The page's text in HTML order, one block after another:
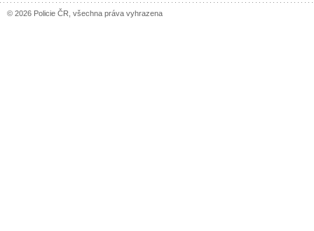
© 2026 Policie ČR, všechna práva vyhrazena